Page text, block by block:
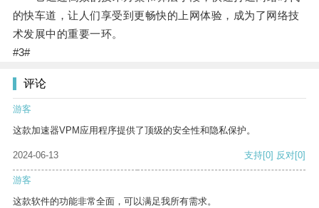
的快车道，让人们享受到更畅快的上网体验，成为了网络技
术发展中的重要一环。
#3#
评论
游客
这款加速器VPM应用程序提供了顶级的安全性和隐私保护。
2024-06-13 支持[0] 反对[0]
游客
这款软件的功能非常全面，可以满足我所有需求。